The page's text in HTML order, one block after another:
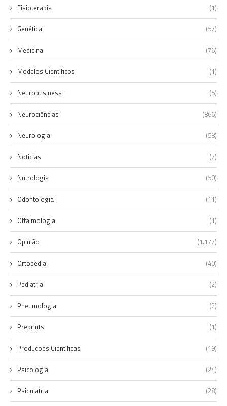
Fisioterapia (1)
Genética (57)
Medicina (76)
Modelos Científicos (1)
Neurobusiness (5)
Neurociências (866)
Neurologia (58)
Noticias (7)
Nutrologia (50)
Odontologia (11)
Oftalmologia (1)
Opinião (1.177)
Ortopedia (40)
Pediatria (2)
Pneumologia (2)
Preprints (1)
Produções Científicas (19)
Psicologia (24)
Psiquiatria (28)